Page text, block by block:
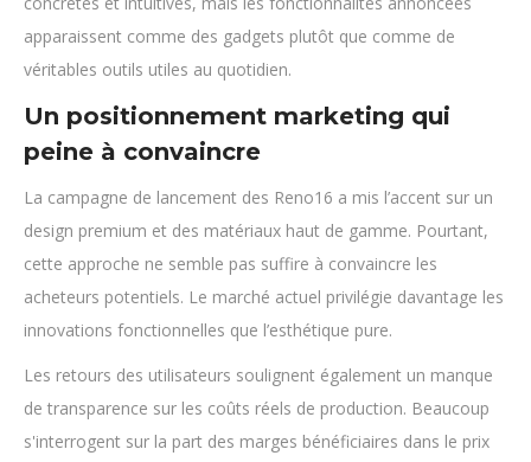
apparaissent comme des gadgets plutôt que comme de
véritables outils utiles au quotidien.
Un positionnement marketing qui
peine à convaincre
La campagne de lancement des Reno16 a mis l’accent sur un
design premium et des matériaux haut de gamme. Pourtant,
cette approche ne semble pas suffire à convaincre les
acheteurs potentiels. Le marché actuel privilégie davantage les
innovations fonctionnelles que l’esthétique pure.
Les retours des utilisateurs soulignent également un manque
de transparence sur les coûts réels de production. Beaucoup
s'interrogent sur la part des marges bénéficiaires dans le prix